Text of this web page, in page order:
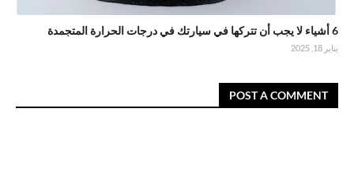
6 أشياء لا يجب أن تتركها في سيارتك في درجات الحرارة المتجمدة
يناير 18, 2025
POST A COMMENT